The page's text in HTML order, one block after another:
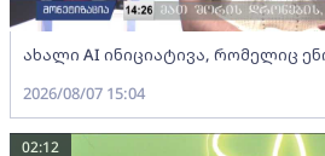
ახალი AI ინიციატივა, რომელიც
2026/08/07 15:04
02:12